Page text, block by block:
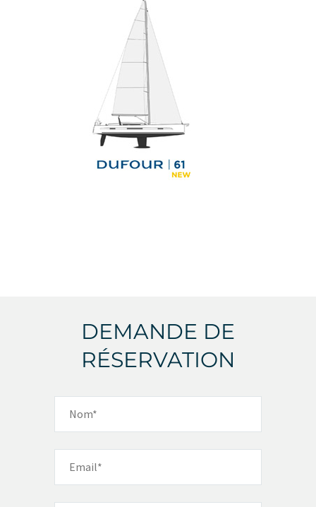
DEMANDE DE
RÉSERVATION